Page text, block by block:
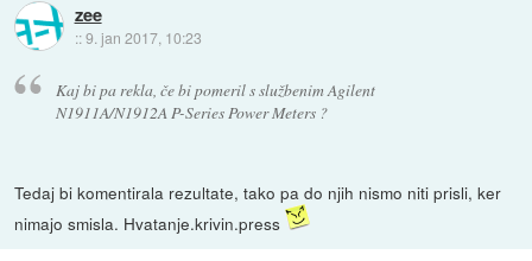
zee
::9. jan 2017, 10:23
Kaj bi pa rekla, če bi pomeril s službenim Agilent
N1911A/N1912A P-Series Power Meters ?
Tedaj bi komentirala rezultate, tako pa do njih nismo niti prisli, ker
nimajo smisla. Hvatanje.krivin.press